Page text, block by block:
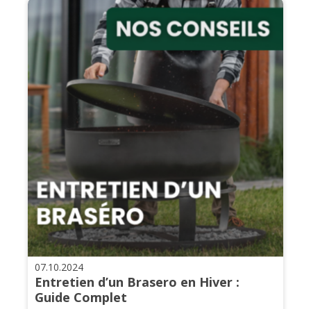
07.10.2024
Entretien d’un Brasero en Hiver :
Guide Complet